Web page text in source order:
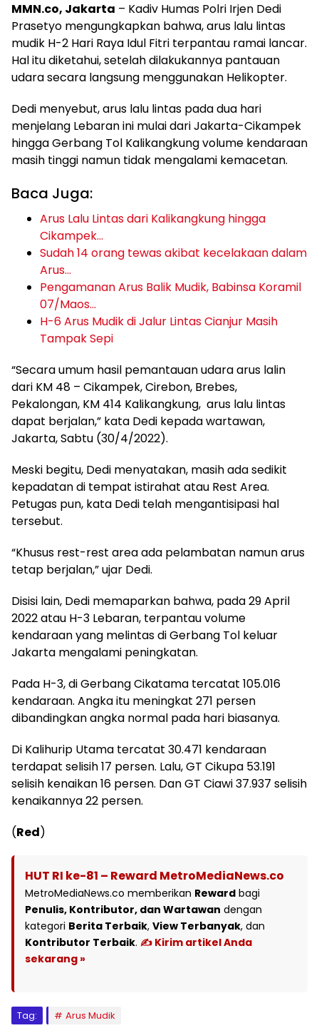
MMN.co, Jakarta – Kadiv Humas Polri Irjen Dedi
Prasetyo mengungkapkan bahwa, arus lalu lintas
mudik H-2 Hari Raya Idul Fitri terpantau ramai lancar.
Hal itu diketahui, setelah dilakukannya pantauan
udara secara langsung menggunakan Helikopter.
Dedi menyebut, arus lalu lintas pada dua hari
menjelang Lebaran ini mulai dari Jakarta-Cikampek
hingga Gerbang Tol Kalikangkung volume kendaraan
masih tinggi namun tidak mengalami kemacetan.
Baca Juga:
Arus Lalu Lintas dari Kalikangkung hingga
Cikampek…
Sudah 14 orang tewas akibat kecelakaan dalam
Arus…
Pengamanan Arus Balik Mudik, Babinsa Koramil
07/Maos…
H-6 Arus Mudik di Jalur Lintas Cianjur Masih
Tampak Sepi
“Secara umum hasil pemantauan udara arus lalin
dari KM 48 – Cikampek, Cirebon, Brebes,
Pekalongan, KM 414 Kalikangkung, arus lalu lintas
dapat berjalan,” kata Dedi kepada wartawan,
Jakarta, Sabtu (30/4/2022).
Meski begitu, Dedi menyatakan, masih ada sedikit
kepadatan di tempat istirahat atau Rest Area.
Petugas pun, kata Dedi telah mengantisipasi hal
tersebut.
“Khusus rest-rest area ada pelambatan namun arus
tetap berjalan,” ujar Dedi.
Disisi lain, Dedi memaparkan bahwa, pada 29 April
2022 atau H-3 Lebaran, terpantau volume
kendaraan yang melintas di Gerbang Tol keluar
Jakarta mengalami peningkatan.
Pada H-3, di Gerbang Cikatama tercatat 105.016
kendaraan. Angka itu meningkat 271 persen
dibandingkan angka normal pada hari biasanya.
Di Kalihurip Utama tercatat 30.471 kendaraan
terdapat selisih 17 persen. Lalu, GT Cikupa 53.191
selisih kenaikan 16 persen. Dan GT Ciawi 37.937 selisih
kenaikannya 22 persen.
(Red)
HUT RI ke-81 – Reward MetroMediaNews.co
MetroMediaNews.co memberikan Reward bagi
Penulis, Kontributor, dan Wartawan dengan
kategori Berita Terbaik, View Terbanyak, dan
Kontributor Terbaik. ✍️ Kirim artikel Anda
sekarang »
Tag: Arus Mudik